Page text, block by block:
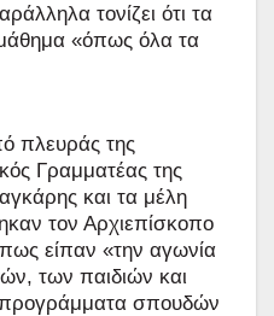
τονίζει ότι τα
μάθημα «όπως όλα τα
πλευράς της
Γραμματέας της
και τα μέλη
τον Αρχιεπίσκοπο
είπαν «την αγωνία
των παιδιών και
προγράμματα σπουδών